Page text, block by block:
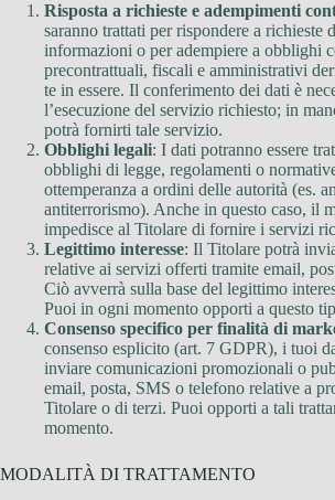
Risposta a richieste e adempimenti
saranno trattati per rispondere a richieste
informazioni o per adempiere a obblighi
precontrattuali, fiscali e amministrativi
te in essere. Il conferimento dei dati è
l’esecuzione del servizio richiesto; in
potrà fornirti tale servizio.
Obblighi legali: I dati potranno essere
obblighi di legge, regolamenti o
ottemperanza a ordini delle autorità (es.
antiterrorismo). Anche in questo caso, il
impedisce al Titolare di fornire i servizi
Legittimo interesse: Il Titolare potrà
relative ai servizi offerti tramite email,
Ciò avverrà sulla base del legittimo
Puoi in ogni momento opporti a questo
Consenso specifico per finalità di
consenso esplicito (art. 7 GDPR), i tuoi
inviare comunicazioni promozionali o
email, posta, SMS o telefono relative a
Titolare o di terzi. Puoi opporti a tali
momento.
MODALITÀ DI TRATTAMENTO